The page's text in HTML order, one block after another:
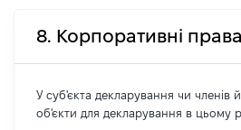
8. Корпоративні права
У суб'єкта декларування чи членів
об'єкти для декларування в цьому